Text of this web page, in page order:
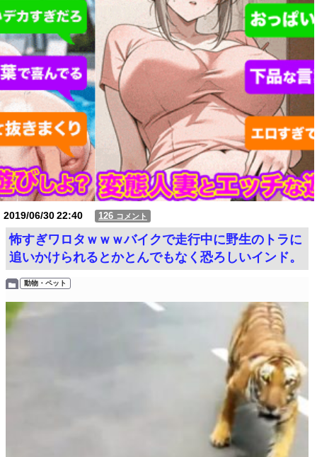
2019/06/3022:40 126 コメント
怖すぎワロタｗｗｗバイクで走行中に野生のトラに
追いかけられるとかとんでもなく恐ろしいインド。
動物・ペット